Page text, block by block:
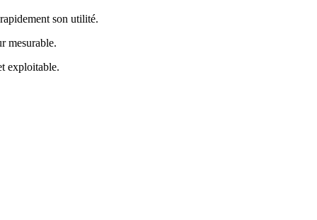
son utilité.
mesurable.
exploitable.